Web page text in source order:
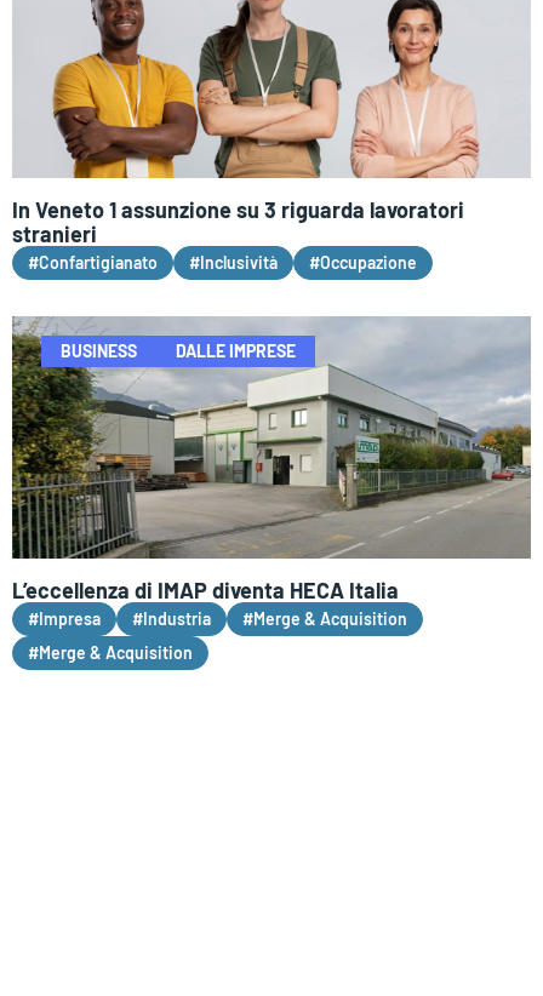
In Veneto 1 assunzione su 3 riguarda lavoratori
stranieri
#Confartigianato #Inclusività #Occupazione
BUSINESS DALLE IMPRESE
L’eccellenza di IMAP diventa HECA Italia
#Impresa #Industria
#Merge & Acquisition
#Merge & Acquisition